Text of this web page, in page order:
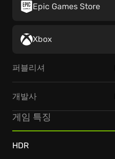
Epic Games Store
Xbox
퍼블리셔
개발사
게임 특징
HDR